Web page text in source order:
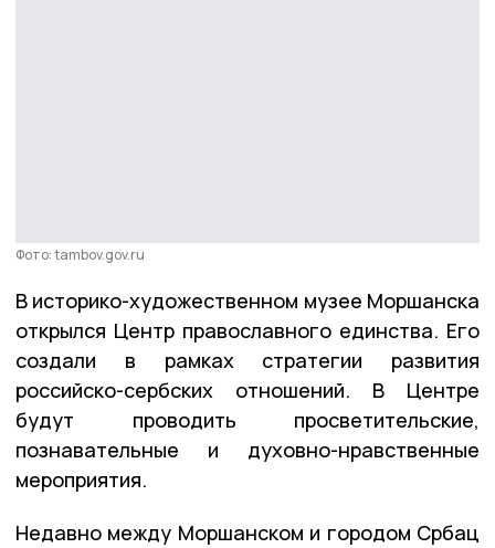
Фото: tambov.gov.ru
В историко-художественном музее Моршанска
открылся Центр православного единства. Его
создали в рамках стратегии развития
российско-сербских отношений. В Центре
будут проводить просветительские,
познавательные и духовно-нравственные
мероприятия.
Недавно между Моршанском и городом Србац